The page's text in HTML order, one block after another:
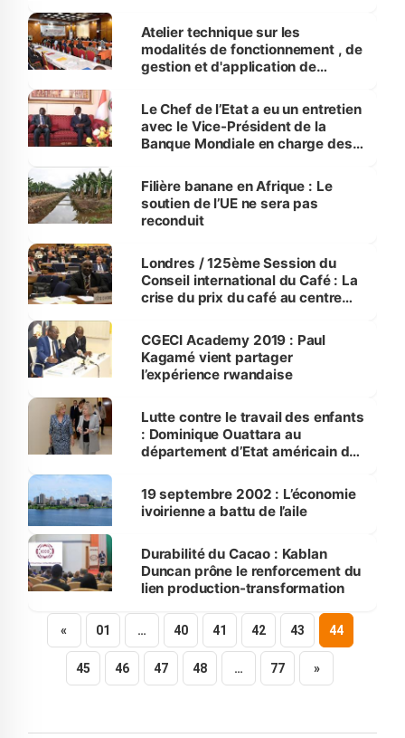
Atelier technique sur les
modalités de fonctionnement , de
gestion et d'application de
Côte d'Ivoire
Le Chef de l’Etat a eu un entretien
avec le Vice-Président de la
Banque Mondiale en charge des
Filière banane en Afrique : Le
soutien de l’UE ne sera pas
reconduit
Londres / 125ème Session du
Conseil international du Café : La
crise du prix du café au centre
représentée
CGECI Academy 2019 : Paul
Kagamé vient partager
l’expérience rwandaise
Lutte contre le travail des enfants
: Dominique Ouattara au
département d’Etat américain du
19 septembre 2002 : L’économie
ivoirienne a battu de l’aile
Durabilité du Cacao : Kablan
Duncan prône le renforcement du
lien production-transformation
« 01 … 40 41 42 43 44
45 46 47 48 … 77 »